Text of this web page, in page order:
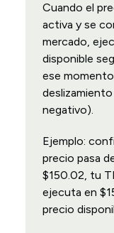
Cuando el
activa y se
mercado,
disponible
ese
negativo).
Ejemplo:
precio pasa
$150.02, tu
ejecuta en
precio